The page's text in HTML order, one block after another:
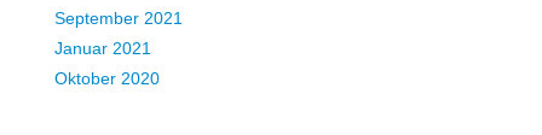
September 2021
Januar 2021
Oktober 2020